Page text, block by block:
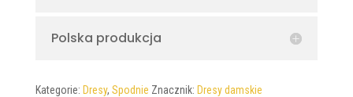
Polska produkcja
Kategorie: Dresy, Spodnie Znacznik: Dresy damskie